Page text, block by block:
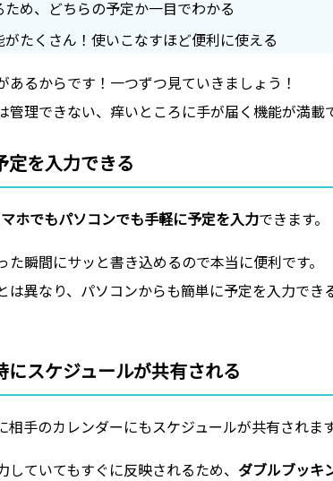
め、どちらの予定か一目でわかる
たくさん！使いこなすほど便利に使える
あるからです！一つずつ見ていきましょう！
管理できない、痒いところに手が届く機能が満載
定を入力できる
ホでもパソコンでも手軽に予定を入力できます。
瞬間にサッと書き込めるので本当に便利です。
は異なり、パソコンからも簡単に予定を入力でき
スケジュールが共有される
相手のカレンダーにもスケジュールが共有されま
ていてもすぐに反映されるため、 ダブルブッキ